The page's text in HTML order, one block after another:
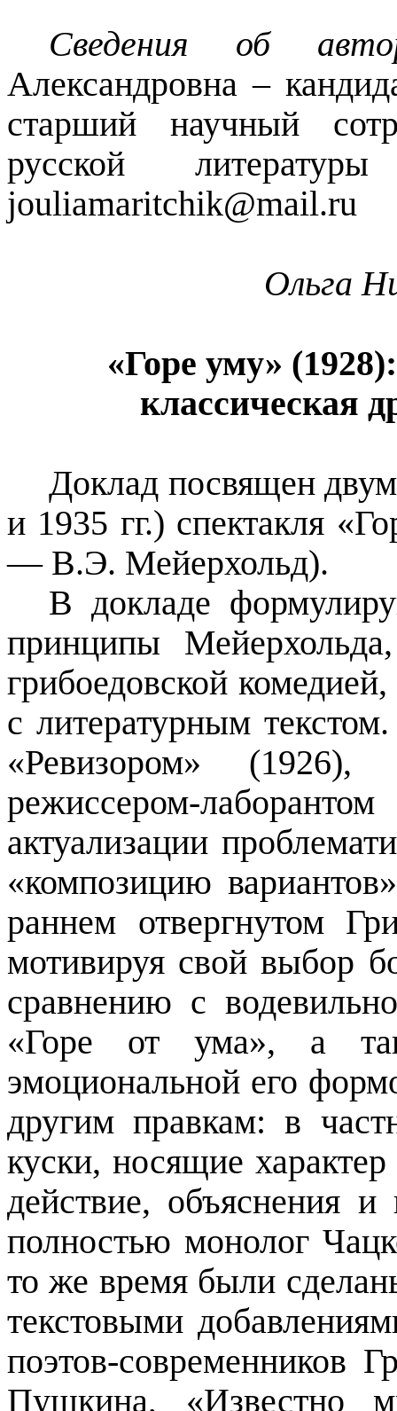
Сведения об
Александровна –
старший научный
русской
jouliamaritchik@mail.ru
Ольга
«Горе уму»
классическая
Доклад посвящен
и 1935 гг.) спектакля
—В.Э. Мейерхольд).
В докладе
принципы
грибоедовской
с литературным
«Ревизором»
режиссером-
актуализации
«композицию
раннем отвергнутом
мотивируя свой выбор
сравнению с
«Горе от ума», а
эмоциональной его
другим правкам: в
куски, носящие
действие, объяснения
полностью монолог
то же время были
текстовыми
поэтов-современников
Пушкина, «Известно